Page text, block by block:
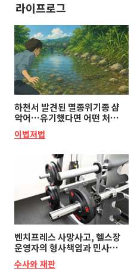
라이프로그
하천서 발견된 멸종위기종 샴
악어…유기했다면 어떤 처벌
받을까?
이법저법
벤치프레스 사망사고, 헬스장
운영자의 형사책임과 민사책
임은?
수사와 재판